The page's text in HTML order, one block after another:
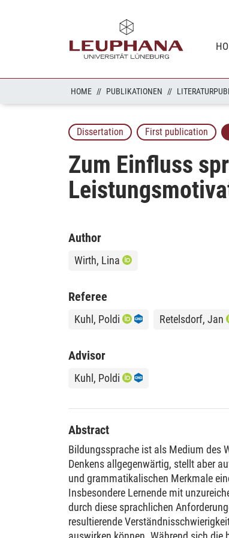
HOME PUBLIKATIONEN
Dissertation First publication
Zum Einfluss
Author
Wirth, Lina
Referee
Kuhl, Poldi Retelsdorf, Jan
Advisor
Kuhl, Poldi
Abstract
Bildungssprache ist als Medium des
Denkens allgegenwärtig, stellt aber
und grammatikalischen Merkmale
Insbesondere Lernende mit
durch diese sprachlichen
resultierende